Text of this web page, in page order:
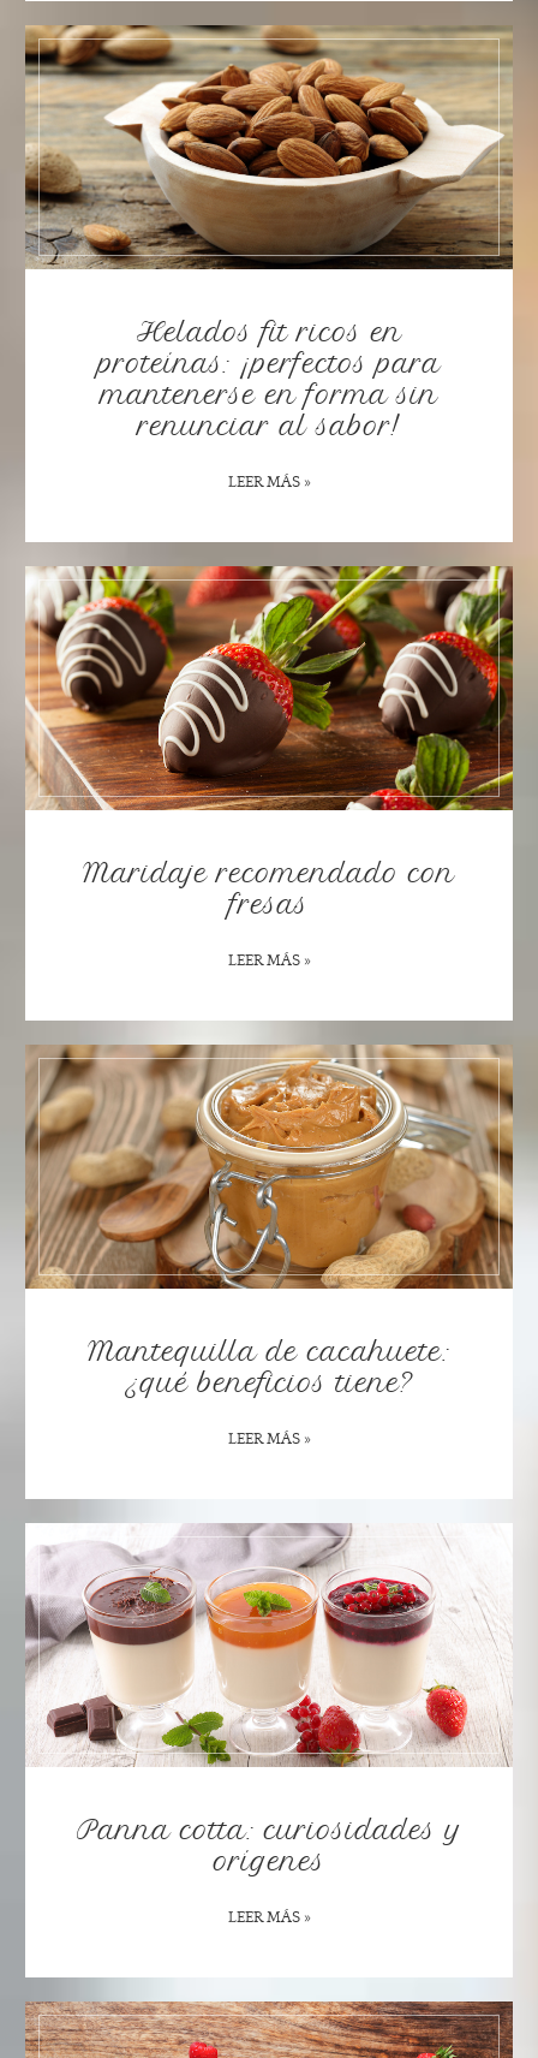
Helados fit ricos en
proteínas: ¡perfectos para
mantenerse en forma sin
renunciar al sabor!
LEER MÁS »
Maridaje recomendado con
fresas
LEER MÁS »
Mantequilla de cacahuete:
¿qué beneficios tiene?
LEER MÁS »
Panna cotta: curiosidades y
orígenes
LEER MÁS »